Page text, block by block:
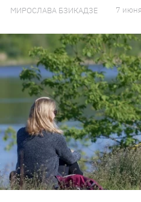
МИРОСЛАВА БЗИКАДЗЕ 7